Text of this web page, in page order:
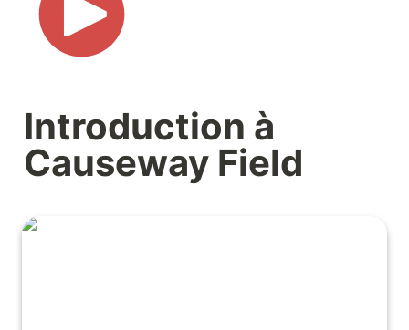
Introduction à
Causeway Field
Qu’est-ce que Causeway Field ?